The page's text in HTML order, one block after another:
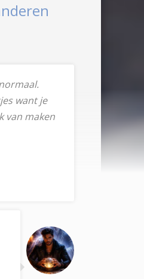
want je
van maken